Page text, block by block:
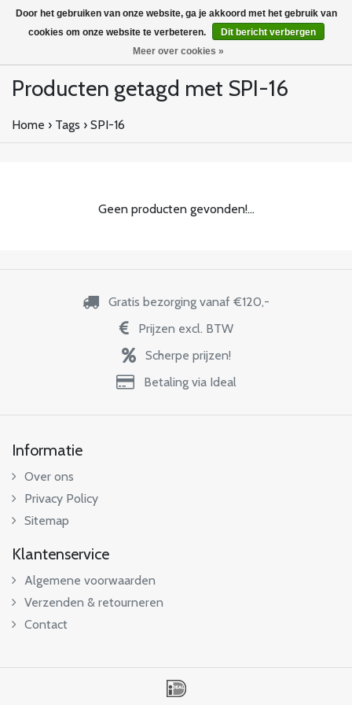
Producten getagd met SPI-16
Home › Tags › SPI-16
Geen producten gevonden!...
Gratis bezorging vanaf €120,-
Prijzen excl. BTW
Scherpe prijzen!
Betaling via Ideal
Informatie
Over ons
Privacy Policy
Sitemap
Klantenservice
Algemene voorwaarden
Verzenden & retourneren
Contact
Door het gebruiken van onze website, ga je akkoord met het gebruik van
cookies om onze website te verbeteren.
Dit bericht verbergen
Meer over cookies »